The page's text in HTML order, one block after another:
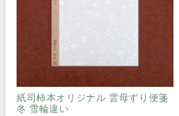
紙司柿本オリジナル 雲母ずり便箋
冬 雪輪違い